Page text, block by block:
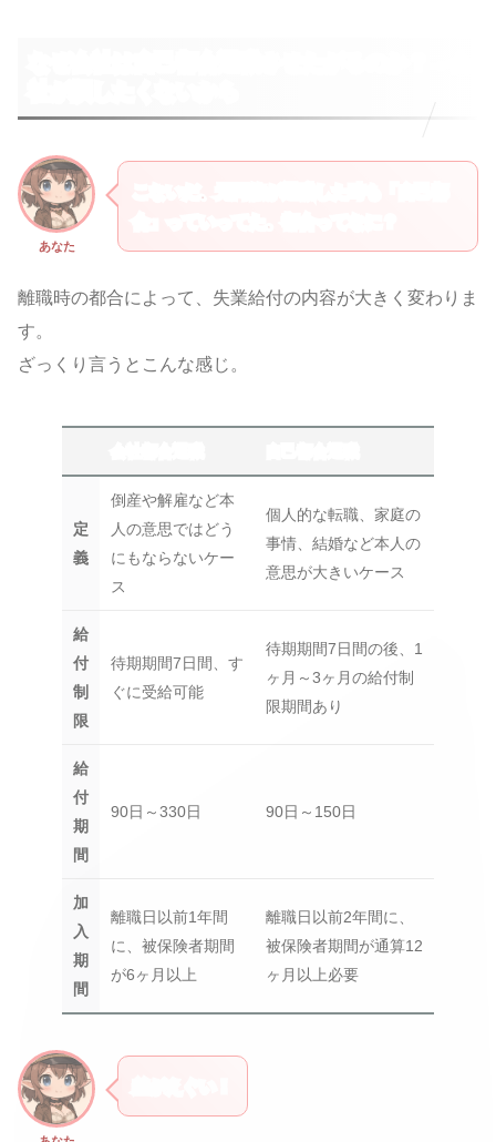
あなた
離職時の都合によって、失業給付の内容が大きく変わりま
す。
ざっくり言うとこんな感じ。
定
義
倒産や解雇など本
人の意思ではどう
にもならないケー
ス
個人的な転職、家庭の
事情、結婚など本人の
意思が大きいケース
給
付
制
限
待期期間7日間、す
ぐに受給可能
待期期間7日間の後、1
ヶ月～3ヶ月の給付制
限期間あり
給
付
期
間
90日～330日 90日～150日
加
入
期
間
離職日以前1年間
に、被保険者期間
が6ヶ月以上
離職日以前2年間に、
被保険者期間が通算12
ヶ月以上必要